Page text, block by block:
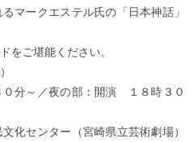
マークエステル氏の「日本神話」
をご堪能ください。
～／夜の部：開演 １８時３０
センター（宮崎県立芸術劇場）